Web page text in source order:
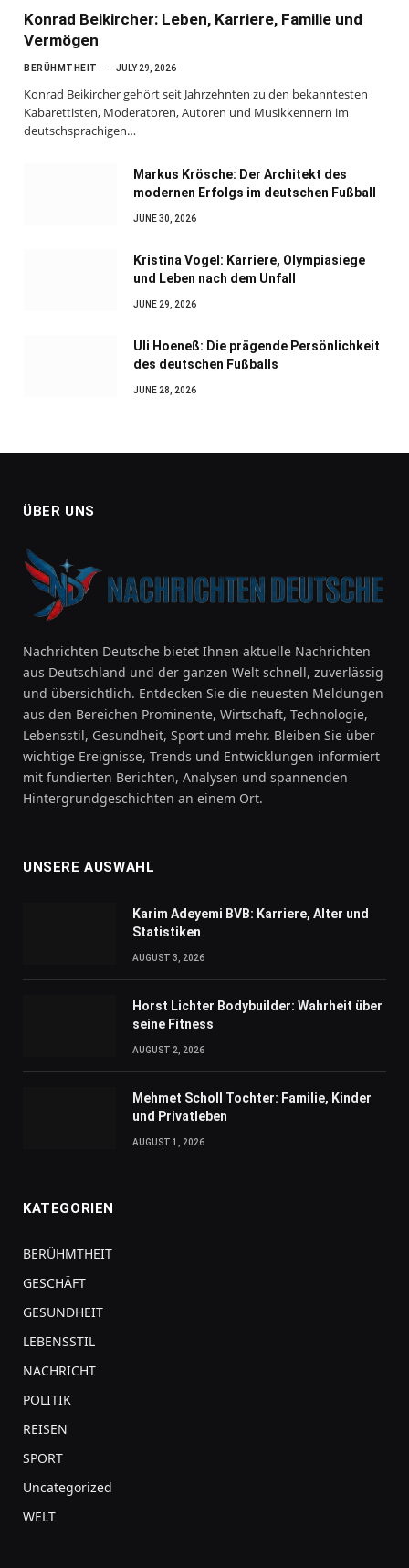
Konrad Beikircher: Leben, Karriere, Familie und
Vermögen
BERÜHMTHEIT JULY 29, 2026
Konrad Beikircher gehört seit Jahrzehnten zu den bekanntesten
Kabarettisten, Moderatoren, Autoren und Musikkennern im
deutschsprachigen…
Markus Krösche: Der Architekt des
modernen Erfolgs im deutschen Fußball
JUNE 30, 2026
Kristina Vogel: Karriere, Olympiasiege
und Leben nach dem Unfall
JUNE 29, 2026
Uli Hoeneß: Die prägende Persönlichkeit
des deutschen Fußballs
JUNE 28, 2026
ÜBER UNS
Nachrichten Deutsche bietet Ihnen aktuelle Nachrichten
aus Deutschland und der ganzen Welt schnell, zuverlässig
und übersichtlich. Entdecken Sie die neuesten Meldungen
aus den Bereichen Prominente, Wirtschaft, Technologie,
Lebensstil, Gesundheit, Sport und mehr. Bleiben Sie über
wichtige Ereignisse, Trends und Entwicklungen informiert
mit fundierten Berichten, Analysen und spannenden
Hintergrundgeschichten an einem Ort.
UNSERE AUSWAHL
Karim Adeyemi BVB: Karriere, Alter und
Statistiken
AUGUST 3, 2026
Horst Lichter Bodybuilder: Wahrheit über
seine Fitness
AUGUST 2, 2026
Mehmet Scholl Tochter: Familie, Kinder
und Privatleben
AUGUST 1, 2026
KATEGORIEN
BERÜHMTHEIT
GESCHÄFT
GESUNDHEIT
LEBENSSTIL
NACHRICHT
POLITIK
REISEN
SPORT
Uncategorized
WELT